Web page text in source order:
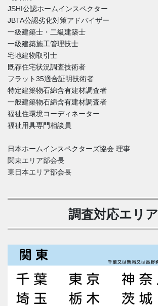
JSHI公認ホームインスペクター
JBTA公認劣化対策アドバイザー
一級建築士・二級建築士
一級建築施工管理技士
宅地建物取引士
既存住宅状況調査技術者
フラット35適合証明技術者
特定建築物石綿含有建材調査者
一般建築物石綿含有建材調査者
福祉住環境コーディネーター
福祉用具専門相談員
日本ホームインスペクターズ協会 理事
関東エリア部会長
東日本エリア部会長
調査対応エリア